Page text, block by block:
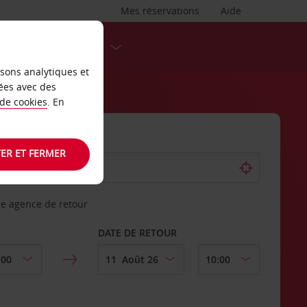
Aide
Mes réservations
agence de retour
DATE DE RETOUR
analytiques et
avec des
cookies. En
ET FERMER